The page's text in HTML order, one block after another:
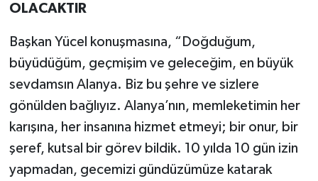
OLACAKTIR
Başkan Yücel konuşmasına, “Doğduğum,
büyüdüğüm, geçmişim ve geleceğim, en büyük
sevdamsın Alanya. Biz bu şehre ve sizlere
gönülden bağlıyız. Alanya’nın, memleketimin her
karışına, her insanına hizmet etmeyi; bir onur, bir
şeref, kutsal bir görev bildik. 10 yılda 10 gün izin
yapmadan, gecemizi gündüzümüze katarak